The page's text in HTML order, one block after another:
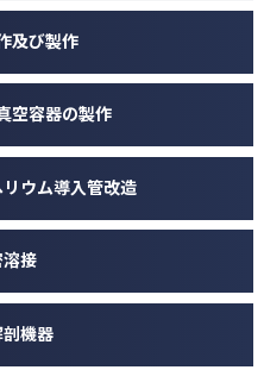
及び製作
空容器の製作
ウム導入管改造
溶接
機器